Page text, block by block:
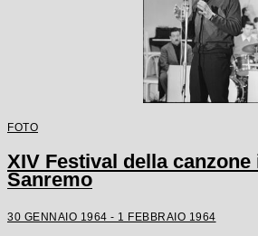
FOTO
XIV Festival della canzone
Sanremo
30 GENNAIO 1964 - 1 FEBBRAIO 1964